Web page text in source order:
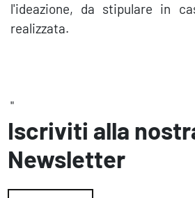
l'ideazione, da stipulare in
realizzata.
"
Iscriviti alla
Newsletter